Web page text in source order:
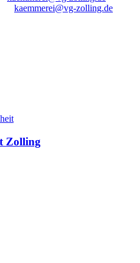
kaemmerei@vg-zolling.de
Zolling